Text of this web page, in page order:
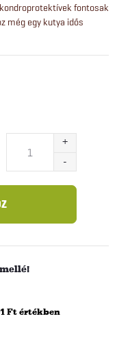
fontosak
még egy kutya idős
Ft értékben